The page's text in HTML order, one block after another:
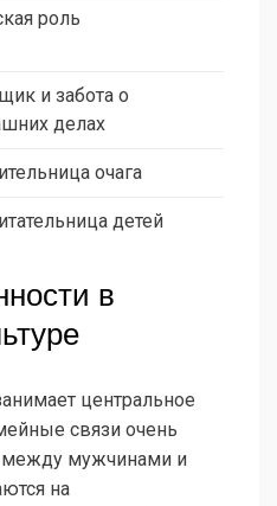
роль
и забота о
делах
очага
детей
в
центральное
связи очень
между мужчинами и
на